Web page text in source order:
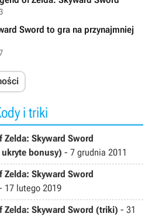
Sword to gra na przynajmniej
i triki
Zelda: Skyward Sword
bonusy) - 7 grudnia 2011
Zelda: Skyward Sword
17 lutego 2019
Zelda: Skyward Sword (triki) - 31